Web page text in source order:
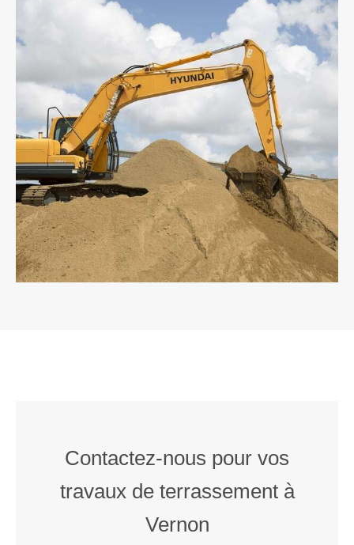
Contactez-nous pour vos
travaux de terrassement à
Vernon